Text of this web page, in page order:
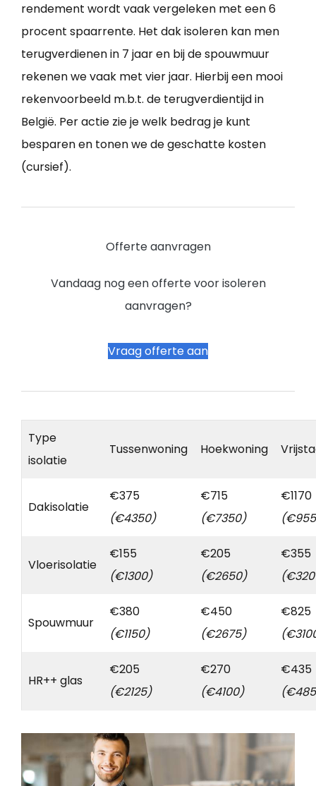
rendement wordt vaak vergeleken met een 6
procent spaarrente. Het dak isoleren kan men
terugverdienen in 7 jaar en bij de spouwmuur
rekenen we vaak met vier jaar. Hierbij een mooi
rekenvoorbeeld m.b.t. de terugverdientijd in
België. Per actie zie je welk bedrag je kunt
besparen en tonen we de geschatte kosten
(cursief).
Offerte aanvragen
Vandaag nog een offerte voor isoleren
aanvragen?
Vraag offerte aan
Type
isolatie
Tussenwoning Hoekwoning
Dakisolatie
€375
(€4350)
€715
(€7350)
€1170
Vloerisolatie
€155
(€1300)
€205
(€2650)
€355
Spouwmuur
€380
(€1150)
€450
(€2675)
€825
HR++ glas
€205
(€2125)
€270
(€4100)
€435